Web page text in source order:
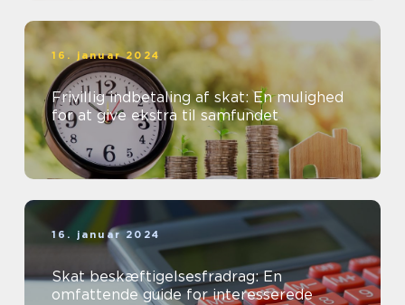
16. januar 2024
Frivillig indbetaling af skat: En mulighed
for at give ekstra til samfundet
16. januar 2024
Skat beskæftigelsesfradrag: En
omfattende guide for interesserede